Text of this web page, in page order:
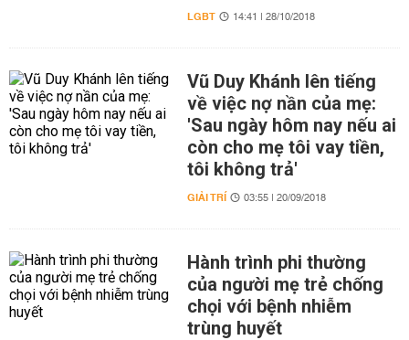
LGBT 14:41 | 28/10/2018
Vũ Duy Khánh lên tiếng
về việc nợ nần của mẹ:
'Sau ngày hôm nay nếu ai
còn cho mẹ tôi vay tiền,
tôi không trả'
GIẢI TRÍ 03:55 | 20/09/2018
Hành trình phi thường
của người mẹ trẻ chống
chọi với bệnh nhiễm
trùng huyết